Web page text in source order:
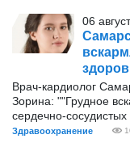
06
Врач-кардиолог
Зорина: ""Грудное
сердечно-
Здравоохранение